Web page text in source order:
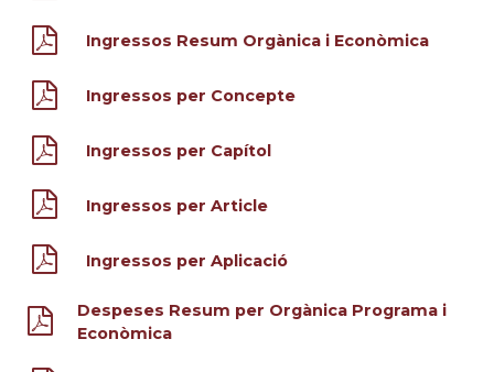
Ingressos Resum Orgànica i Econòmica
Ingressos per Concepte
Ingressos per Capítol
Ingressos per Article
Ingressos per Aplicació
Despeses Resum per Orgànica Programa i
Econòmica